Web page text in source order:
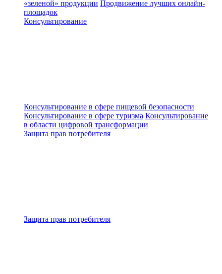
«зеленой» продукции Продвижение лучших онлайн-
площадок
Консультирование
Консультирование в сфере пищевой безопасности
Консультирование в сфере туризма Консультирование
в области цифровой трансформации
Защита прав потребителя
Защита прав потребителя